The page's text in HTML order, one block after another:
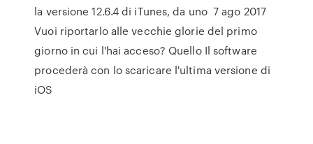
la versione 12.6.4 di iTunes, da uno 7 ago 2017
Vuoi riportarlo alle vecchie glorie del primo
giorno in cui l'hai acceso? Quello Il software
procederà con lo scaricare l'ultima versione di
iOS